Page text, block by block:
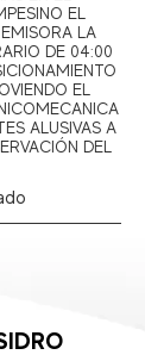
EL
LA
DE 04:00
EL
ALUSIVAS A
DEL